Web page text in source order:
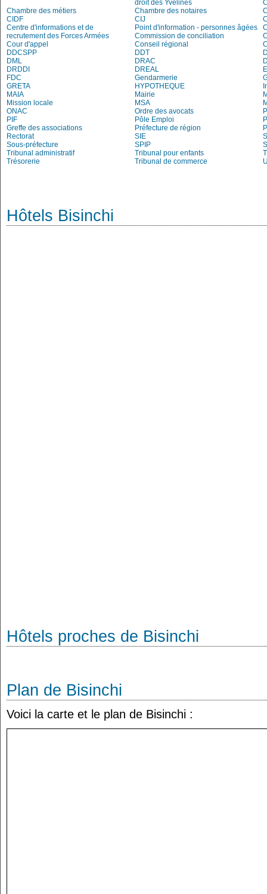
droit des Yvelines
Chambre des métiers
Chambre des notaires
CIDF
CIJ
Centre d'informations et de
recrutement des Forces Armées
Point d'information - personnes âgées
Commission de conciliation
Cour d'appel
Conseil régional
DDCSPP
DDT
DML
DRAC
DRDDI
DREAL
FDC
Gendarmerie
GRETA
HYPOTHEQUE
MAIA
Mairie
Mission locale
MSA
ONAC
Ordre des avocats
PIF
Pôle Emploi
Greffe des associations
Préfecture de région
Rectorat
SIE
Sous-préfecture
SPIP
Tribunal administratif
Tribunal pour enfants
Trésorerie
Tribunal de commerce
Hôtels Bisinchi
Hôtels proches de Bisinchi
Plan de Bisinchi
Voici la carte et le plan de Bisinchi :